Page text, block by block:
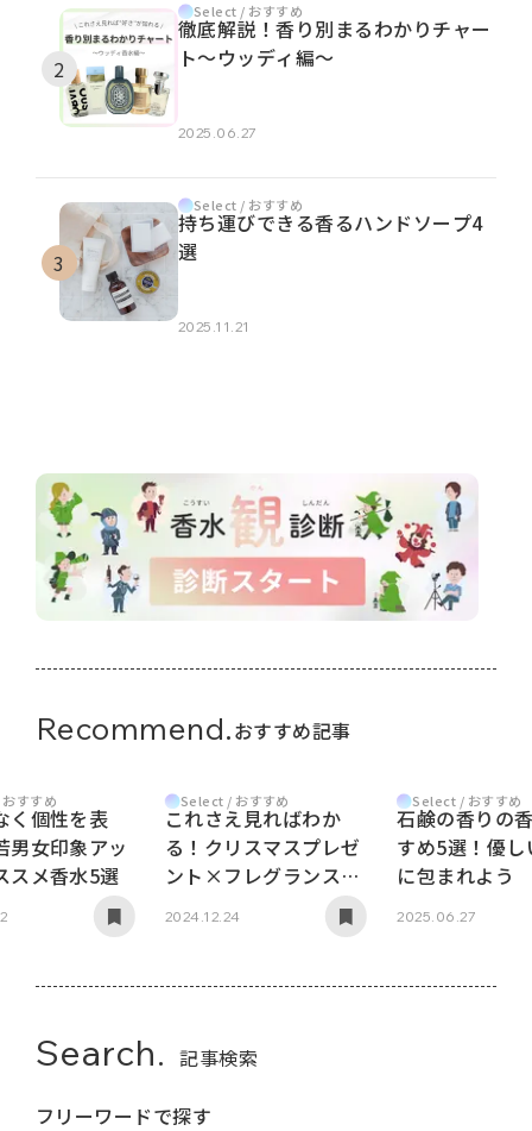
Select / おすすめ
徹底解説！香り別まるわかりチャー
ト～ウッディ編～
2025.06.27
Select / おすすめ
持ち運びできる香るハンドソープ4
選
2025.11.21
Recommend.おすすめ記事
すすめ
く個性を表
男女印象アッ
スメ香水5選
Select / おすすめ
これさえ見ればわか
る！クリスマスプレゼ
ント×フレグランスま
2024.12.24
Select / おすすめ
石鹸の香りの
すめ5選！優し
に包まれよう
2025.06.27
Search. 記事検索
フリーワードで探す